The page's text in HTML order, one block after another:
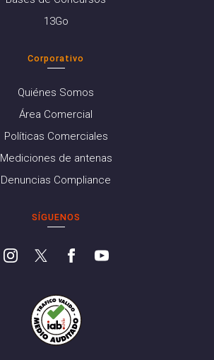
13Go
Corporativo
Quiénes Somos
Área Comercial
Políticas Comerciales
Mediciones de antenas
Denuncias Compliance
SÍGUENOS